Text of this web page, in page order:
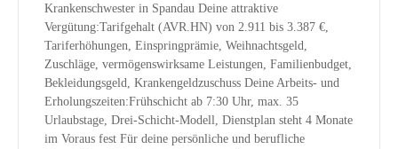
Krankenschwester in Spandau Deine attraktive
Vergütung:Tarifgehalt (AVR.HN) von 2.911 bis 3.387 €,
Tariferhöhungen, Einspringprämie, Weihnachtsgeld,
Zuschläge, vermögenswirksame Leistungen, Familienbudget,
Bekleidungsgeld, Krankengeldzuschuss Deine Arbeits- und
Erholungszeiten:Frühschicht ab 7:30 Uhr, max. 35
Urlaubstage, Drei-Schicht-Modell, Dienstplan steht 4 Monate
im Voraus fest Für deine persönliche und berufliche